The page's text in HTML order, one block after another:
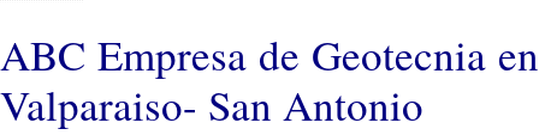
ABC Empresa de Geotecnia en
Valparaiso- San Antonio